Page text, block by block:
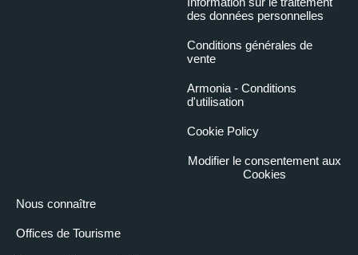
Nous connaître
Offices de Tourisme
des données personnelles
Conditions générales de
vente
Armonia - Conditions
d'utilisation
Cookie Policy
Modifier le consentement aux
Cookies